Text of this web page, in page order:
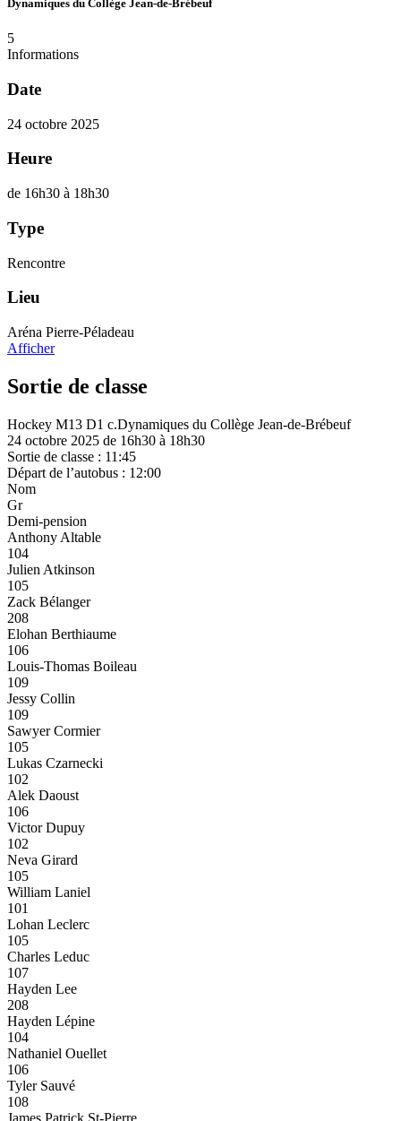
Dynamiques du Collège Jean-de-Brébeuf
5
Informations
Date
24 octobre 2025
Heure
de 16h30 à 18h30
Type
Rencontre
Lieu
Aréna Pierre-Péladeau
Afficher
Sortie de classe
Hockey M13 D1 c.Dynamiques du Collège Jean-de-Brébeuf
24 octobre 2025 de 16h30 à 18h30
Sortie de classe : 11:45
Départ de l’autobus : 12:00
Nom
Gr
Demi-pension
Anthony Altable
104
Julien Atkinson
105
Zack Bélanger
208
Elohan Berthiaume
106
Louis-Thomas Boileau
109
Jessy Collin
109
Sawyer Cormier
105
Lukas Czarnecki
102
Alek Daoust
106
Victor Dupuy
102
Neva Girard
105
William Laniel
101
Lohan Leclerc
105
Charles Leduc
107
Hayden Lee
208
Hayden Lépine
104
Nathaniel Ouellet
106
Tyler Sauvé
108
James Patrick St-Pierre